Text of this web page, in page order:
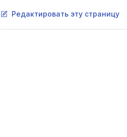
Редактировать эту страницу